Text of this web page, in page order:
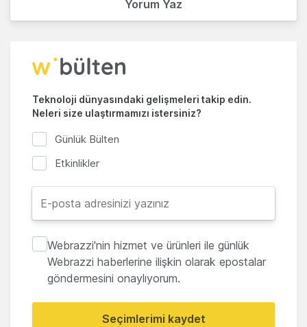
Yorum Yaz
Teknoloji dünyasındaki gelişmeleri takip edin.
Neleri size ulaştırmamızı istersiniz?
Günlük Bülten
Etkinlikler
Webrazzi'nin hizmet ve ürünleri ile günlük
Webrazzi haberlerine ilişkin olarak epostalar
göndermesini onaylıyorum.
Seçimlerimi kaydet